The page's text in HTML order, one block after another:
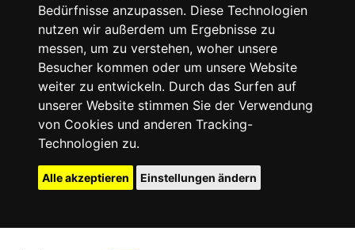
Bedürfnisse anzupassen. Diese Technologien
nutzen wir außerdem um Ergebnisse zu
messen, um zu verstehen, woher unsere
Besucher kommen oder um unsere Website
weiter zu entwickeln. Durch das Surfen auf
unserer Website stimmen Sie der Verwendung
von Cookies und anderen Tracking-
Technologien zu.
Alle akzeptieren Einstellungen ändern